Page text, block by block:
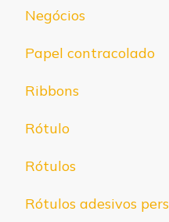
Negócios
Papel contracolado
Ribbons
Rótulo
Rótulos
Rótulos adesivos